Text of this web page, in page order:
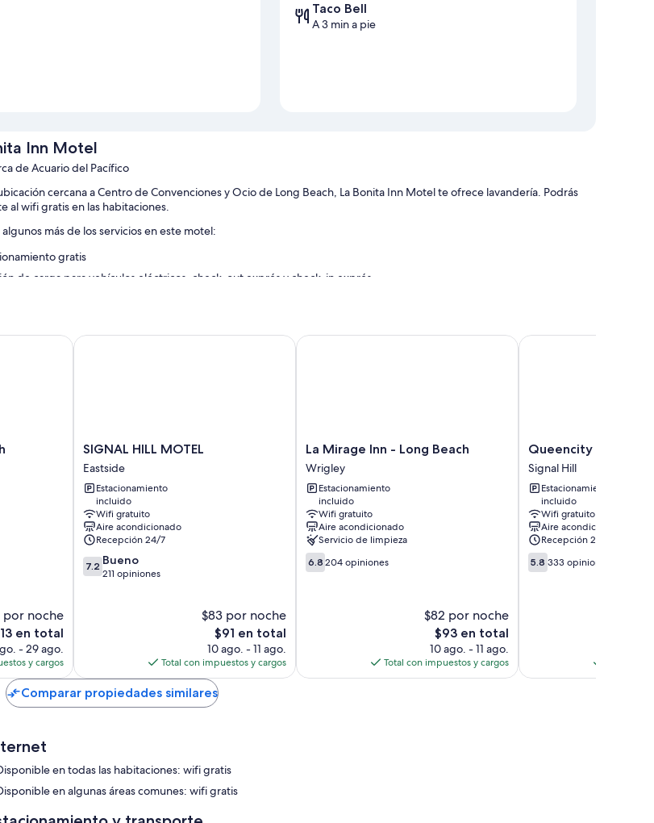
Taco Bell
A 3 min a pie
Inn Motel
de Acuario del Pacífico
cercana a Centro de Convenciones y Ocio de Long Beach, La Bonita Inn Motel te ofrece lavandería. Podrás
al wifi gratis en las habitaciones.
algunos más de los servicios en este motel:
gratis
de carga para vehículos eléctricos, check-out exprés y check-in exprés
por noche
en total
- 29 ago.
y cargos
SIGNAL
HILL
MOTEL
Eastside
SIGNAL HILL MOTEL
Eastside
Estacionamiento
incluido
Wifi gratuito
Aire acondicionado
Recepción 24/7
7.2
de
7.2 Bueno
211 opiniones
$83 por noche
El
precio
actual
es
de
$91
$91 en total
10 ago. - 11 ago.
Total con impuestos y cargos
SIGNAL HILL MOTEL
La
Mirage
Inn
-
Long
Beach
Wrigley
La Mirage Inn - Long Beach
Wrigley
Estacionamiento
incluido
Wifi gratuito
Aire acondicionado
Servicio de limpieza
6.8
de
6.8 204 opiniones
$82 por noche
El
precio
actual
es
$93 en total
10 ago. - 11 ago.
Total con impuestos y cargos
La Mirage Inn - Long Beach
Queencity
Inn
Signal
Hill
Queencity Inn
Signal Hill
Estacionamiento
incluido
Wifi gratuito
Aire acondicionado
Recepción 24/7
5.8
de
5.8 333 opiniones
Queencity Inn
Comparar propiedades similares
en todas las habitaciones: wifi gratis
en algunas áreas comunes: wifi gratis